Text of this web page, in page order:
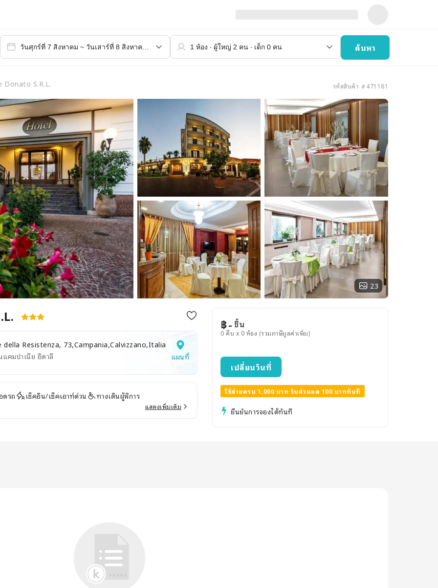
ค้นหา
S.R.L. รหัสสินค้า ＃471181
23
della Resistenza, 73,Campania,Calvizzano,Italia
แคมปาเนีย อิตาลี
แผนที่
ดรถ เช็คอิน/เช็คเอาท์ด่วน
ทางเดินผู้พิการ
แสดงเพิ่มเติม
฿- ขึ้น
0 คืน x 0 ห้อง (รวมภาษีมูลค่าเพิ่ม)
เปลี่ยนวันที่
ใช้จ่ายครบ 1,000 บาท รับส่วนลด 100 บาททันที
ยืนยันการจองได้ทันที